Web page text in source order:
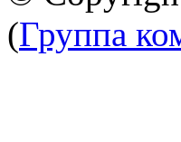
(Группа